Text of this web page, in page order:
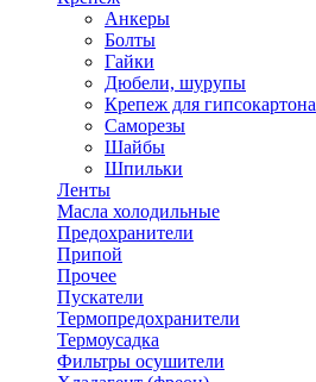
Анкеры
Болты
Гайки
Дюбели, шурупы
Крепеж для гипсокартона
Саморезы
Шайбы
Шпильки
Ленты
Масла холодильные
Предохранители
Припой
Прочее
Пускатели
Термопредохранители
Термоусадка
Фильтры осушители